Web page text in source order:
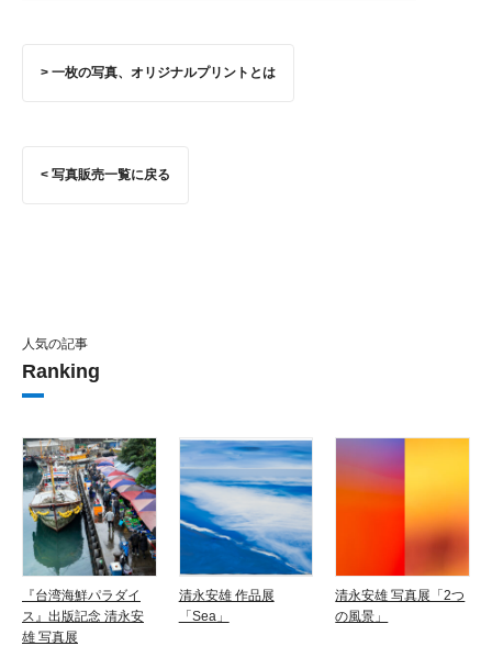
> 一枚の写真、オリジナルプリントとは
< 写真販売一覧に戻る
人気の記事
Ranking
『台湾海鮮パラダイ
ス』出版記念 清永安
雄 写真展
清永安雄 作品展
「Sea」
清永安雄 写真展「2つ
の風景」